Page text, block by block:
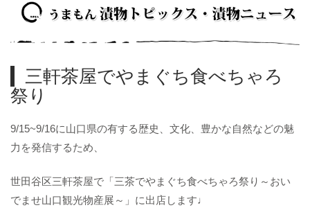
三軒茶屋でやまぐち食べちゃろ
祭り
9/15~9/16に山口県の有する歴史、文化、豊かな自然などの魅
力を発信するため、
世田谷区三軒茶屋で「三茶でやまぐち食べちゃろ祭り～おい
でませ山口観光物産展～」に出店します♩